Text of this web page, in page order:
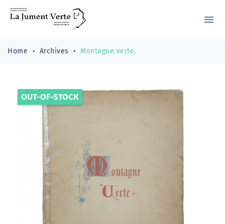
menu
Home Archives Montagne verte.
OUT-OF-STOCK